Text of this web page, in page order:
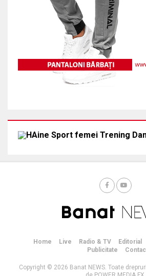
Home Live Radio & TV Editorial
Publicitate
Copyright © 2026 Banat NEWS. Toate